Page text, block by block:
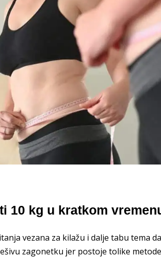
10 kg u kratkom
vezana za kilažu i dalje tabu tema
zagonetku jer postoje tolike